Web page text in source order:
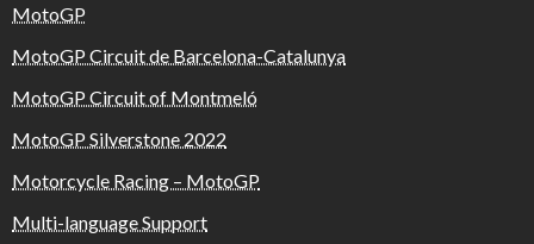
MotoGP
MotoGP Circuit de Barcelona-Catalunya
MotoGP Circuit of Montmeló
MotoGP Silverstone 2022
Motorcycle Racing – MotoGP
Multi-language Support